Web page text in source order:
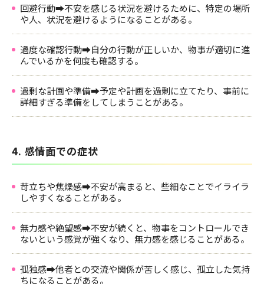
回避行動➡不安を感じる状況を避けるために、特定の場所
や人、状況を避けるようになることがある。
過度な確認行動➡自分の行動が正しいか、物事が適切に進
んでいるかを何度も確認する。
過剰な計画や準備➡予定や計画を過剰に立てたり、事前に
詳細すぎる準備をしてしまうことがある。
4. 感情面での症状
苛立ちや焦燥感➡不安が高まると、些細なことでイライラ
しやすくなることがある。
無力感や絶望感➡不安が続くと、物事をコントロールでき
ないという感覚が強くなり、無力感を感じることがある。
孤独感➡他者との交流や関係が苦しく感じ、孤立した気持
ちになることがある。